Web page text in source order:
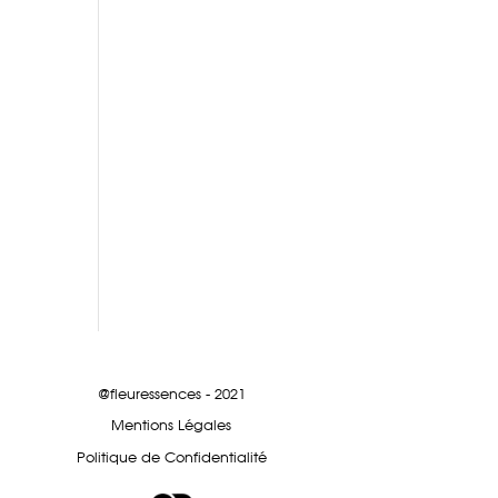
@fleuressences - 2021
Mentions Légales
Politique de Confidentialité